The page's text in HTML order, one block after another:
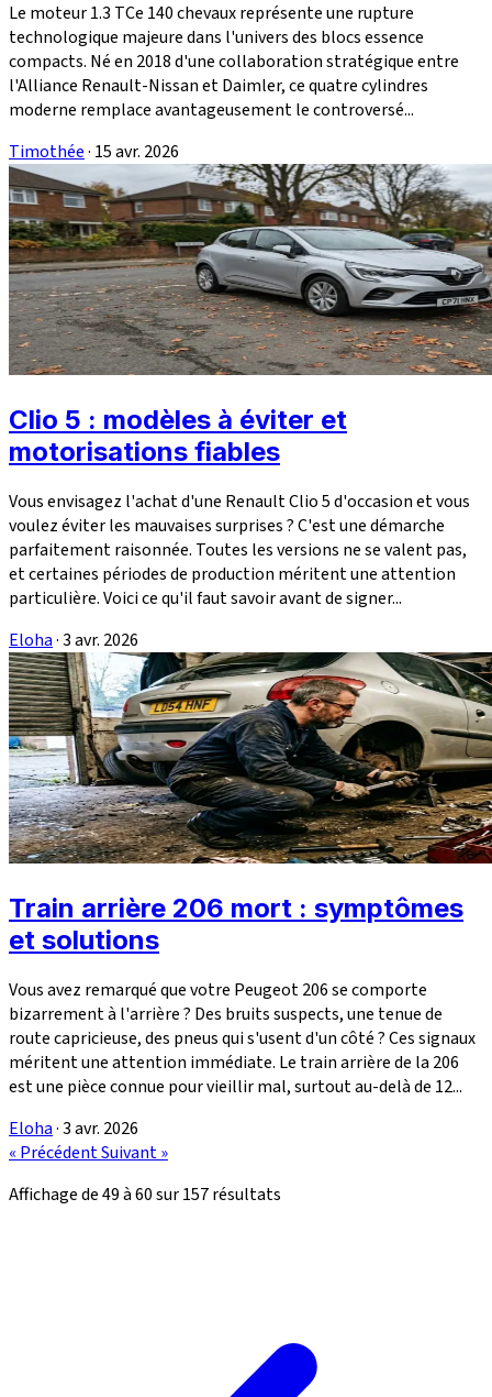
Le moteur 1.3 TCe 140 chevaux représente une rupture
technologique majeure dans l'univers des blocs essence
compacts. Né en 2018 d'une collaboration stratégique entre
l'Alliance Renault-Nissan et Daimler, ce quatre cylindres
moderne remplace avantageusement le controversé...
Timothée· 15 avr. 2026
Clio 5 : modèles à éviter et
motorisations fiables
Vous envisagez l'achat d'une Renault Clio 5 d'occasion et vous
voulez éviter les mauvaises surprises ? C'est une démarche
parfaitement raisonnée. Toutes les versions ne se valent pas,
et certaines périodes de production méritent une attention
particulière. Voici ce qu'il faut savoir avant de signer...
Eloha·3 avr. 2026
Train arrière 206 mort : symptômes
et solutions
Vous avez remarqué que votre Peugeot 206 se comporte
bizarrement à l'arrière ? Des bruits suspects, une tenue de
route capricieuse, des pneus qui s'usent d'un côté ? Ces signaux
méritent une attention immédiate. Le train arrière de la 206
est une pièce connue pour vieillir mal, surtout au-delà de 12...
Eloha·3 avr. 2026
« PrécédentSuivant »
Affichage de49à60sur157résultats